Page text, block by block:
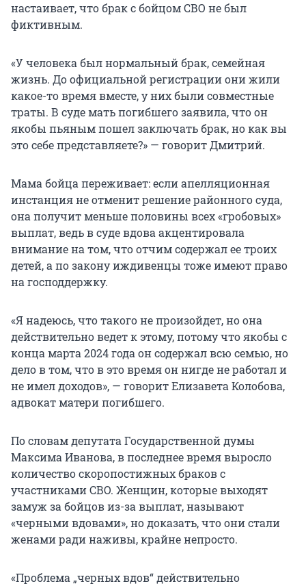
настаивает, что брак с бойцом СВО не был
фиктивным.
«У человека был нормальный брак, семейная
жизнь. До официальной регистрации они жили
какое-то время вместе, у них были совместные
траты. В суде мать погибшего заявила, что он
якобы пьяным пошел заключать брак, но как вы
это себе представляете?» — говорит Дмитрий.
Мама бойца переживает: если апелляционная
инстанция не отменит решение районного суда,
она получит меньше половины всех «гробовых»
выплат, ведь в суде вдова акцентировала
внимание на том, что отчим содержал ее троих
детей, а по закону иждивенцы тоже имеют право
на господдержку.
«Я надеюсь, что такого не произойдет, но она
действительно ведет к этому, потому что якобы с
конца марта 2024 года он содержал всю семью, но
дело в том, что в это время он нигде не работал и
не имел доходов», — говорит Елизавета Колобова,
адвокат матери погибшего.
По словам депутата Государственной думы
Максима Иванова, в последнее время выросло
количество скоропостижных браков с
участниками СВО. Женщин, которые выходят
замуж за бойцов из-за выплат, называют
«черными вдовами», но доказать, что они стали
женами ради наживы, крайне непросто.
«Проблема „черных вдов“ действительно